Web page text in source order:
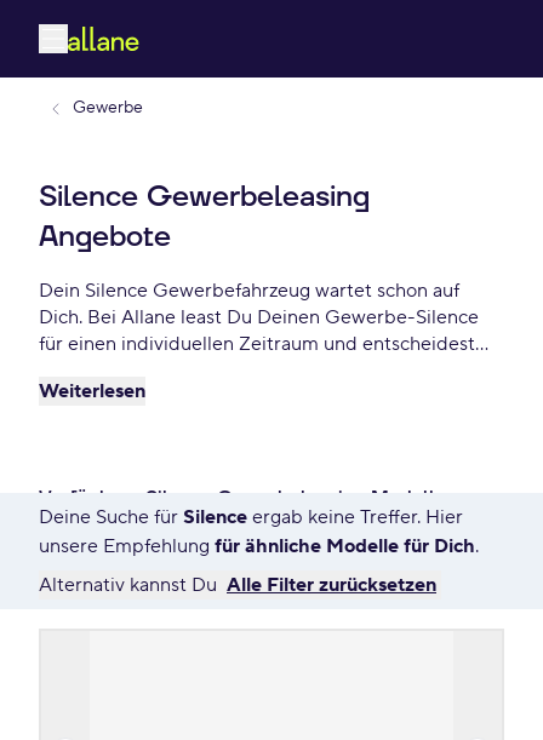
Gewerbe
Silence Gewerbeleasing
Angebote
Dein Silence Gewerbefahrzeug wartet schon auf
Dich. Bei Allane least Du Deinen Gewerbe-Silence
für einen individuellen Zeitraum und entscheidest
möchtest oder zurückgeben willst. Finde das
Weiterlesen
Verfügbare Silence Gewerbeleasing Modelle
7558 Angebote für Deine Suche
Deine Suche für Silence ergab keine Treffer. Hier
unsere Empfehlung für ähnliche Modelle für Dich.
Alternativ kannst Du Alle Filter zurücksetzen